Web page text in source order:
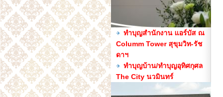
ทำบุญสำนักงาน แอร์บัส ณ
Columm Tower สุขุมวิท-รัช
ดาฯ
ทำบุญบ้าน/ทำบุญอุทิศกุศล
The City นวมินทร์